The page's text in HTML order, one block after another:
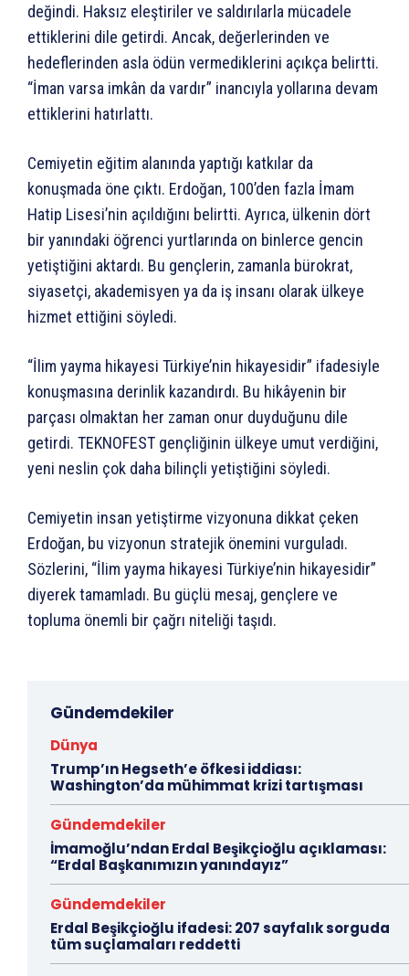
değindi. Haksız eleştiriler ve saldırılarla mücadele
ettiklerini dile getirdi. Ancak, değerlerinden ve
hedeflerinden asla ödün vermediklerini açıkça belirtti.
“İman varsa imkân da vardır” inancıyla yollarına devam
ettiklerini hatırlattı.
Cemiyetin eğitim alanında yaptığı katkılar da
konuşmada öne çıktı. Erdoğan, 100’den fazla İmam
Hatip Lisesi’nin açıldığını belirtti. Ayrıca, ülkenin dört
bir yanındaki öğrenci yurtlarında on binlerce gencin
yetiştiğini aktardı. Bu gençlerin, zamanla bürokrat,
siyasetçi, akademisyen ya da iş insanı olarak ülkeye
hizmet ettiğini söyledi.
“İlim yayma hikayesi Türkiye’nin hikayesidir” ifadesiyle
konuşmasına derinlik kazandırdı. Bu hikâyenin bir
parçası olmaktan her zaman onur duyduğunu dile
getirdi. TEKNOFEST gençliğinin ülkeye umut verdiğini,
yeni neslin çok daha bilinçli yetiştiğini söyledi.
Cemiyetin insan yetiştirme vizyonuna dikkat çeken
Erdoğan, bu vizyonun stratejik önemini vurguladı.
Sözlerini, “İlim yayma hikayesi Türkiye’nin hikayesidir”
diyerek tamamladı. Bu güçlü mesaj, gençlere ve
topluma önemli bir çağrı niteliği taşıdı.
Gündemdekiler
Dünya
Trump’ın Hegseth’e öfkesi iddiası:
Washington’da mühimmat krizi tartışması
Gündemdekiler
İmamoğlu’ndan Erdal Beşikçioğlu açıklaması:
“Erdal Başkanımızın yanındayız”
Gündemdekiler
Erdal Beşikçioğlu ifadesi: 207 sayfalık sorguda
tüm suçlamaları reddetti